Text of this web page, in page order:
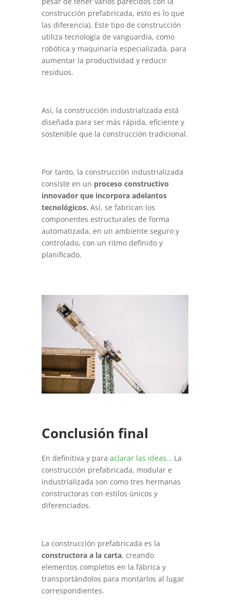
construcción prefabricada, esto es lo que
las diferencia). Este tipo de construcción
utiliza tecnología de vanguardia, como
robótica y maquinaría especializada, para
aumentar la productividad y reducir
residuos.
Así, la construcción industrializada está
diseñada para ser más rápida, eficiente y
sostenible que la construcción tradicional.
Por tanto, la construcción industrializada
consiste en un proceso constructivo
innovador que incorpora adelantos
tecnológicos. Así, se fabrican los
componentes estructurales de forma
automatizada, en un ambiente seguro y
controlado, con un ritmo definido y
planificado.
Conclusión final
En definitiva y para aclarar las ideas… La
construcción prefabricada, modular e
industrializada son como tres hermanas
constructoras con estilos únicos y
diferenciados.
La construcción prefabricada es la
constructora a la carta, creando
elementos completos en la fábrica y
transportándolos para montarlos al lugar
correspondientes.